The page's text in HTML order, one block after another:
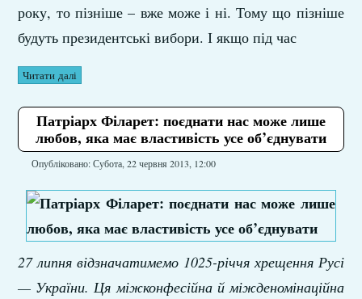
року, то пізніше – вже може і ні. Тому що пізніше
будуть президентські вибори. І якщо під час
Читати далі
Патріарх Філарет: поєднати нас може лише
любов, яка має властивість усе об’єднувати
Опубліковано: Субота, 22 червня 2013, 12:00
27 липня відзначатимемо 1025-річчя хрещення Русі
— України. Ця міжконфесійна й міжденомінаційна